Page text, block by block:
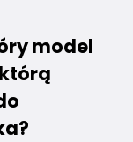
model